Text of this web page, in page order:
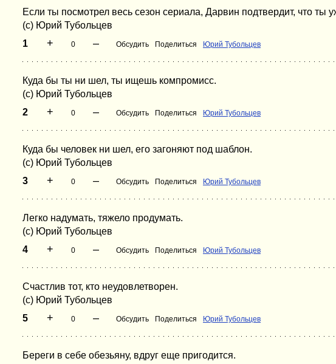
Если ты посмотрел весь сезон сериала, Дарвин подтвердит, что ты
(с) Юрий Тубольцев
1
+ 0 – Обсудить Поделиться Юрий Тубольцев
Куда бы ты ни шел, ты ищешь компромисс.
(с) Юрий Тубольцев
2
+ 0 – Обсудить Поделиться Юрий Тубольцев
Куда бы человек ни шел, его загоняют под шаблон.
(с) Юрий Тубольцев
3
+ 0 – Обсудить Поделиться Юрий Тубольцев
Легко надумать, тяжело продумать.
(с) Юрий Тубольцев
4
+ 0 – Обсудить Поделиться Юрий Тубольцев
Счастлив тот, кто неудовлетворен.
(с) Юрий Тубольцев
5
+ 0 – Обсудить Поделиться Юрий Тубольцев
Береги в себе обезьяну, вдруг еще пригодится.